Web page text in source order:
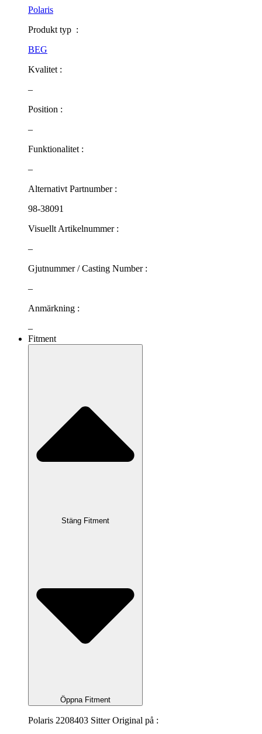
Polaris
Produkt typ :
BEG
Kvalitet :
–
Position :
–
Funktionalitet :
–
Alternativt Partnumber :
98-38091
Visuellt Artikelnummer :
–
Gjutnummer / Casting Number :
–
Anmärkning :
–
Fitment
Stäng Fitment
Öppna Fitment
Polaris 2208403 Sitter Original på :